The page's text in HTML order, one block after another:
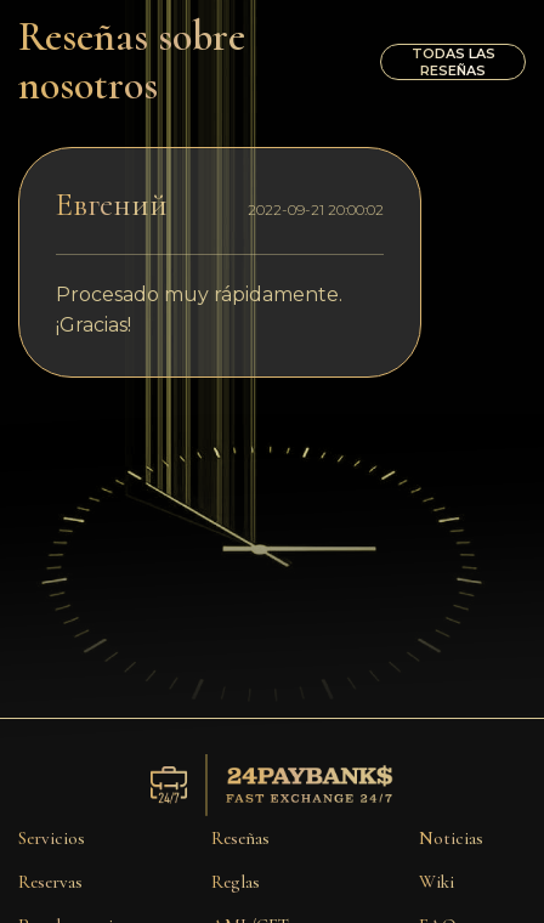
Reseñas sobre
nosotros
TODAS LAS
RESEÑAS
Евгений 2022-09-21 20:00:02
Procesado muy rápidamente.
¡Gracias!
Servicios
Reservas
Reseñas
Reglas
Noticias
Wiki